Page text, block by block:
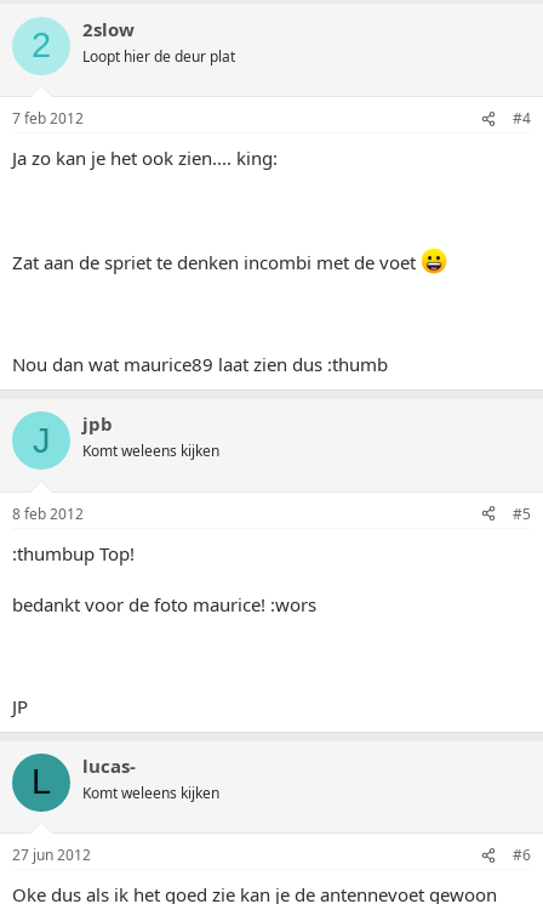
2 2slow
Loopt hier de deur plat
7 feb 2012 #4
Ja zo kan je het ook zien.... king:
Zat aan de spriet te denken incombi met de voet
Nou dan wat maurice89 laat zien dus :thumb
J jpb
Komt weleens kijken
8 feb 2012 #5
:thumbup Top!
bedankt voor de foto maurice! :wors
JP
L lucas-
Komt weleens kijken
27 jun 2012 #6
Oke dus als ik het goed zie kan je de antennevoet gewoon